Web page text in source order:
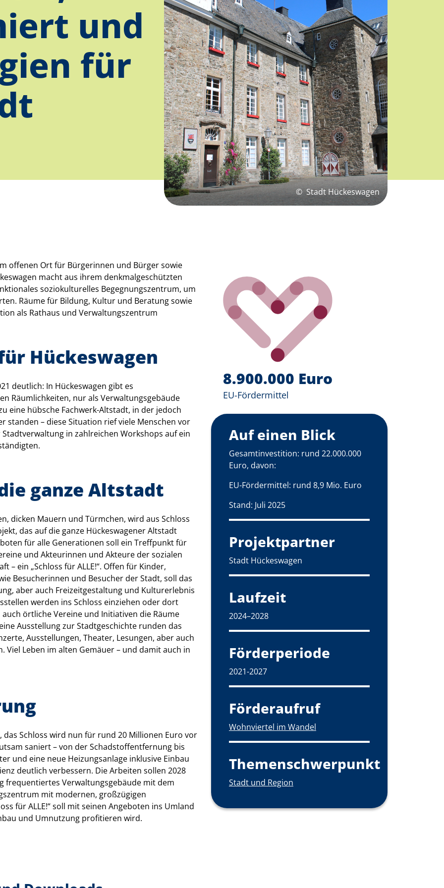
und
für
© Stadt Hückeswagen
offenen Ort für Bürgerinnen und Bürger sowie
macht aus ihrem denkmalgeschützten
soziokulturelles Begegnungszentrum, um
Räume für Bildung, Kultur und Beratung sowie
als Rathaus und Verwaltungszentrum
Hückeswagen
deutlich: In Hückeswagen gibt es
Räumlichkeiten, nur als Verwaltungsgebäude
eine hübsche Fachwerk-Altstadt, in der jedoch
standen – diese Situation rief viele Menschen vor
in zahlreichen Workshops auf ein
ganze Altstadt
dicken Mauern und Türmchen, wird aus Schloss
das auf die ganze Hückeswagener Altstadt
für alle Generationen soll ein Treffpunkt für
und Akteurinnen und Akteure der sozialen
ein „Schloss für ALLE!“. Offen für Kinder,
Besucherinnen und Besucher der Stadt, soll das
aber auch Freizeitgestaltung und Kulturerlebnis
werden ins Schloss einziehen oder dort
örtliche Vereine und Initiativen die Räume
Ausstellung zur Stadtgeschichte runden das
Ausstellungen, Theater, Lesungen, aber auch
Viel Leben im alten Gemäuer – und damit auch in
Schloss wird nun für rund 20 Millionen Euro vor
saniert – von der Schadstoffentfernung bis
und eine neue Heizungsanlage inklusive Einbau
deutlich verbessern. Die Arbeiten sollen 2028
frequentiertes Verwaltungsgebäude mit dem
mit modernen, großzügigen
für ALLE!“ soll mit seinen Angeboten ins Umland
und Umnutzung profitieren wird.
8.900.000 Euro
EU-Fördermittel
Auf einen Blick
Gesamtinvestition: rund 22.000.000
Euro, davon:
EU-Fördermittel: rund 8,9 Mio. Euro
Stand: Juli 2025
Projektpartner
Stadt Hückeswagen
Laufzeit
2024–2028
Förderperiode
2021-2027
Förderaufruf
Wohnviertel im Wandel
Themenschwerpunkt
Stadt und Region